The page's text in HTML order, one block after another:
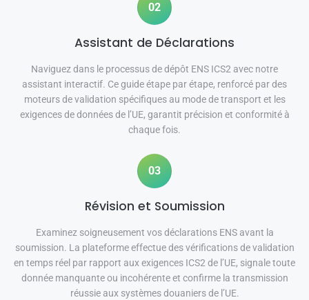
02
Assistant de Déclarations
Naviguez dans le processus de dépôt ENS ICS2 avec notre
assistant interactif. Ce guide étape par étape, renforcé par des
moteurs de validation spécifiques au mode de transport et les
exigences de données de l’UE, garantit précision et conformité à
chaque fois.
03
Révision et Soumission
Examinez soigneusement vos déclarations ENS avant la
soumission. La plateforme effectue des vérifications de validation
en temps réel par rapport aux exigences ICS2 de l’UE, signale toute
donnée manquante ou incohérente et confirme la transmission
réussie aux systèmes douaniers de l’UE.